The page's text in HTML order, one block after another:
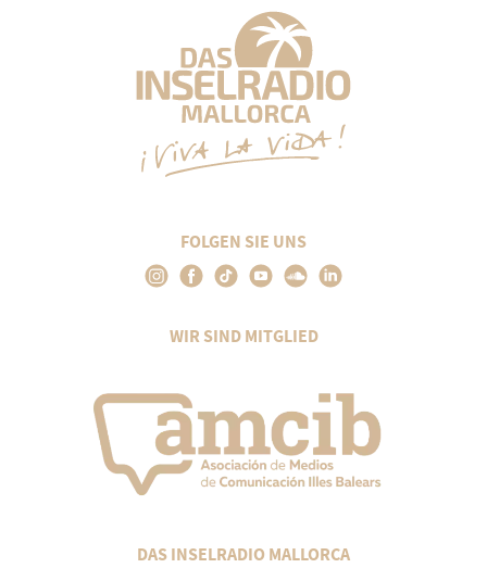
FOLGEN SIE UNS
WIR SIND MITGLIED
DAS INSELRADIO MALLORCA